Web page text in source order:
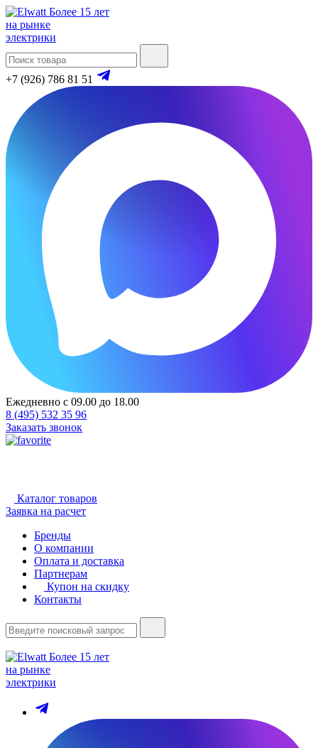
Более 15 лет
на рынке
электрики
+7 (926) 786 81 51
Ежедневно с 09.00 до 18.00
8 (495) 532 35 96
Заказать звонок
Каталог товаров
Заявка на расчет
Бренды
О компании
Оплата и доставка
Партнерам
Купон на скидку
Контакты
Более 15 лет
на рынке
электрики